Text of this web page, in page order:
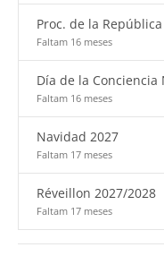
Proc. de la
Faltam 16 meses
Día de la Conciencia
Faltam 16 meses
Navidad 2027
Faltam 17 meses
Réveillon 2027/2028
Faltam 17 meses